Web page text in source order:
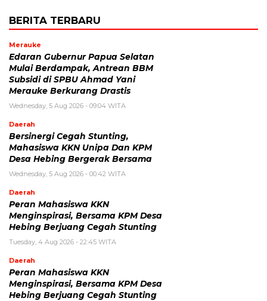
BERITA TERBARU
Merauke
Edaran Gubernur Papua Selatan
Mulai Berdampak, Antrean BBM
Subsidi di SPBU Ahmad Yani
Merauke Berkurang Drastis
Wednesday, 5 Aug 2026 - 09:04 WITA
Daerah
Bersinergi Cegah Stunting,
Mahasiswa KKN Unipa Dan KPM
Desa Hebing Bergerak Bersama
Wednesday, 5 Aug 2026 - 00:42 WITA
Daerah
Peran Mahasiswa KKN
Menginspirasi, Bersama KPM Desa
Hebing Berjuang Cegah Stunting
Tuesday, 4 Aug 2026 - 22:45 WITA
Daerah
Peran Mahasiswa KKN
Menginspirasi, Bersama KPM Desa
Hebing Berjuang Cegah Stunting